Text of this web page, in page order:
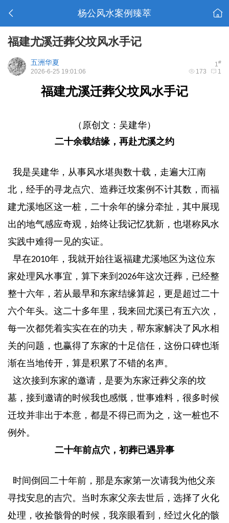
杨公风水案例臻萃
福建尤溪迁葬父坟风水手记
1#
五洲华夏
173 1
2026-6-25 19:01:06
福建尤溪迁葬父坟风水手记
（原创文：吴建华）
二十余载结缘，再赴尤溪之约
我是吴建华，从事风水堪舆数十载，走遍大江南
北，经手的寻龙点穴、造葬迁坟案例不计其数，而福
建尤溪地区这一桩，二十余年的缘分牵扯，其中展现
出的地气感应奇观，始终让我记忆犹新，也堪称风水
实践中难得一见的实证。
早在2010年，我就开始往返福建尤溪地区为这位东
家处理风水事宜，算下来到 2026年这次迁葬，已经整
整十六年，若从最早和东家结缘算起，更是超过二十
六个年头。这二十多年里，我来回尤溪已有五六次，
每一次都凭着实实在在的功夫，帮东家解决了风水相
关的问题，也赢得了东家的十足信任，这份口碑也渐
渐在当地传开，算是积累了不错的名声。
这次接到东家的邀请，是要为东家迁葬父亲的坟
墓，接到邀请的时候我也感慨，世事难料，很多时候
迁坟并非出于本意，都是不得已而为之，这一桩也不
例外。
二十年前点穴，初葬已遇异事
时间倒回二十年前，那是东家第一次请我为他父亲
寻找安息的吉穴。当时东家父亲去世后，选择了火化
处理，收捡骸骨的时候，我亲眼看到，经过火化的骸